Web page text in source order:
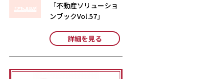
「不動産ソリューショ
ンブックVol.57」
詳細を見る